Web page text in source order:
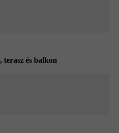
, terasz és balkon